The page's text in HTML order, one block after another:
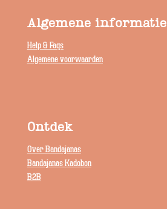
Algemene informatie
Help & Faqs
Algemene voorwaarden
Ontdek
Over Bandajanas
Bandajanas Kadobon
B2B